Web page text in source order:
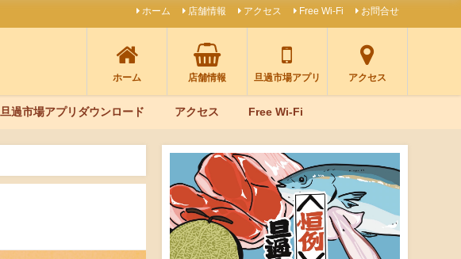
ホーム 店舗情報 アクセス Free Wi-Fi お問合せ
ホーム 店舗情報 旦過市場アプリ アクセス
旦過市場アプリダウンロード アクセス Free Wi-Fi